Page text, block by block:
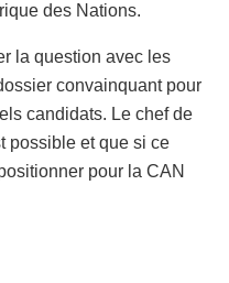
des Nations.
la question avec les
convainquant pour
candidats. Le chef de
possible et que si ce
pour la CAN